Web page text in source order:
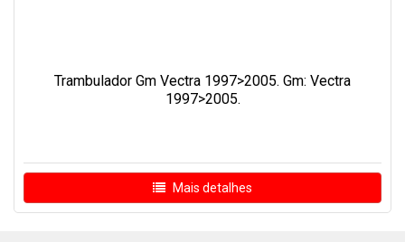
Trambulador Gm Vectra 1997>2005. Gm: Vectra
1997>2005.
Mais detalhes